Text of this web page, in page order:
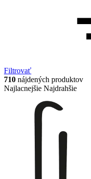
Filtrovať
710 nájdených produktov
Najlacnejšie Najdrahšie